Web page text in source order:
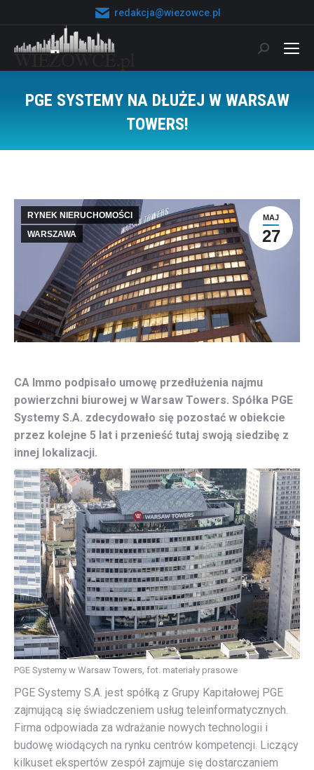
redakcja@wiezowce.pl
Szukaj:
PGE SYSTEMY NA DŁUŻEJ W WARSAW
TOWERS!
MAJ
27
RYNEK NIERUCHOMOŚCI
WARSZAWA
CA Immo podpisało umowę przedłużenia najmu
powierzchni biurowej w Warsaw Towers. Spółka PGE
Systemy S.A. zdecydowało się pozostać w obiekcie
przez kolejne 5 lat i przenieść tutaj swoją siedzibę z
innej lokalizacji.
PGE Systemy w Warsaw Towers, fot. materiały prasowe
PGE Systemy S.A. jest spółką z Grupy Kapitałowej PGE
zajmującą się świadczeniem usług teleinformatycznych.
Firma odpowiada za wdrażanie nowych technologii i
budowę wiodących na rynku centrów kompetencji. Liczący
kilkuset ekspertów zespół zajmuje się dostarczaniem